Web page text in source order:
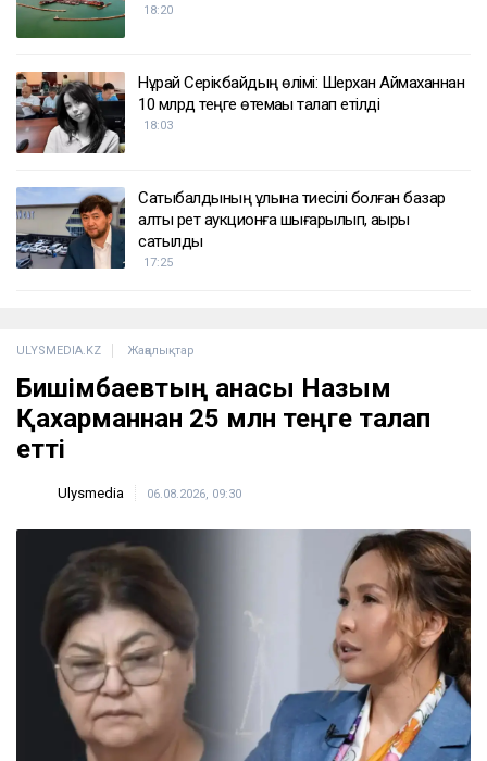
18:20
Нұрай Серікбайдың өлімі: Шерхан Аймаханнан
10 млрд теңге өтемақы талап етілді
18:03
Сатыбалдының ұлына тиесілі болған базар
алты рет аукционға шығарылып, ақыры
сатылды
17:25
ULYSMEDIA.KZ Жаңалықтар
Бишімбаевтың анасы Назым
Қахарманнан 25 млн теңге талап
етті
Ulysmedia 06.08.2026, 09:30